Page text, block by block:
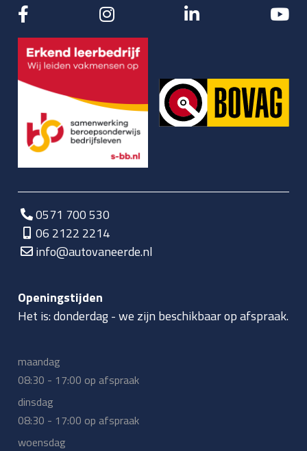
0571 700 530
06 2122 2214
info@autovaneerde.nl
Openingstijden
Het is:donderdag-we zijn beschikbaar op afspraak.
maandag
08:30 - 17:00 op afspraak
dinsdag
08:30 - 17:00 op afspraak
woensdag